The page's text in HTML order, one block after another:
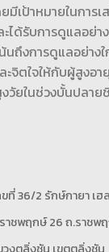
มีเป้าหมายในการ
ได้รับการดูแลอย่
นถึงการดูแลอย่าง
จิตใจให้กับผู้สูงอ
วัยในช่วงบั้นปลาย
ขที่ 36/2 รักษ์กายา เ
าชพฤกษ์ 26 ถ.ราชพ